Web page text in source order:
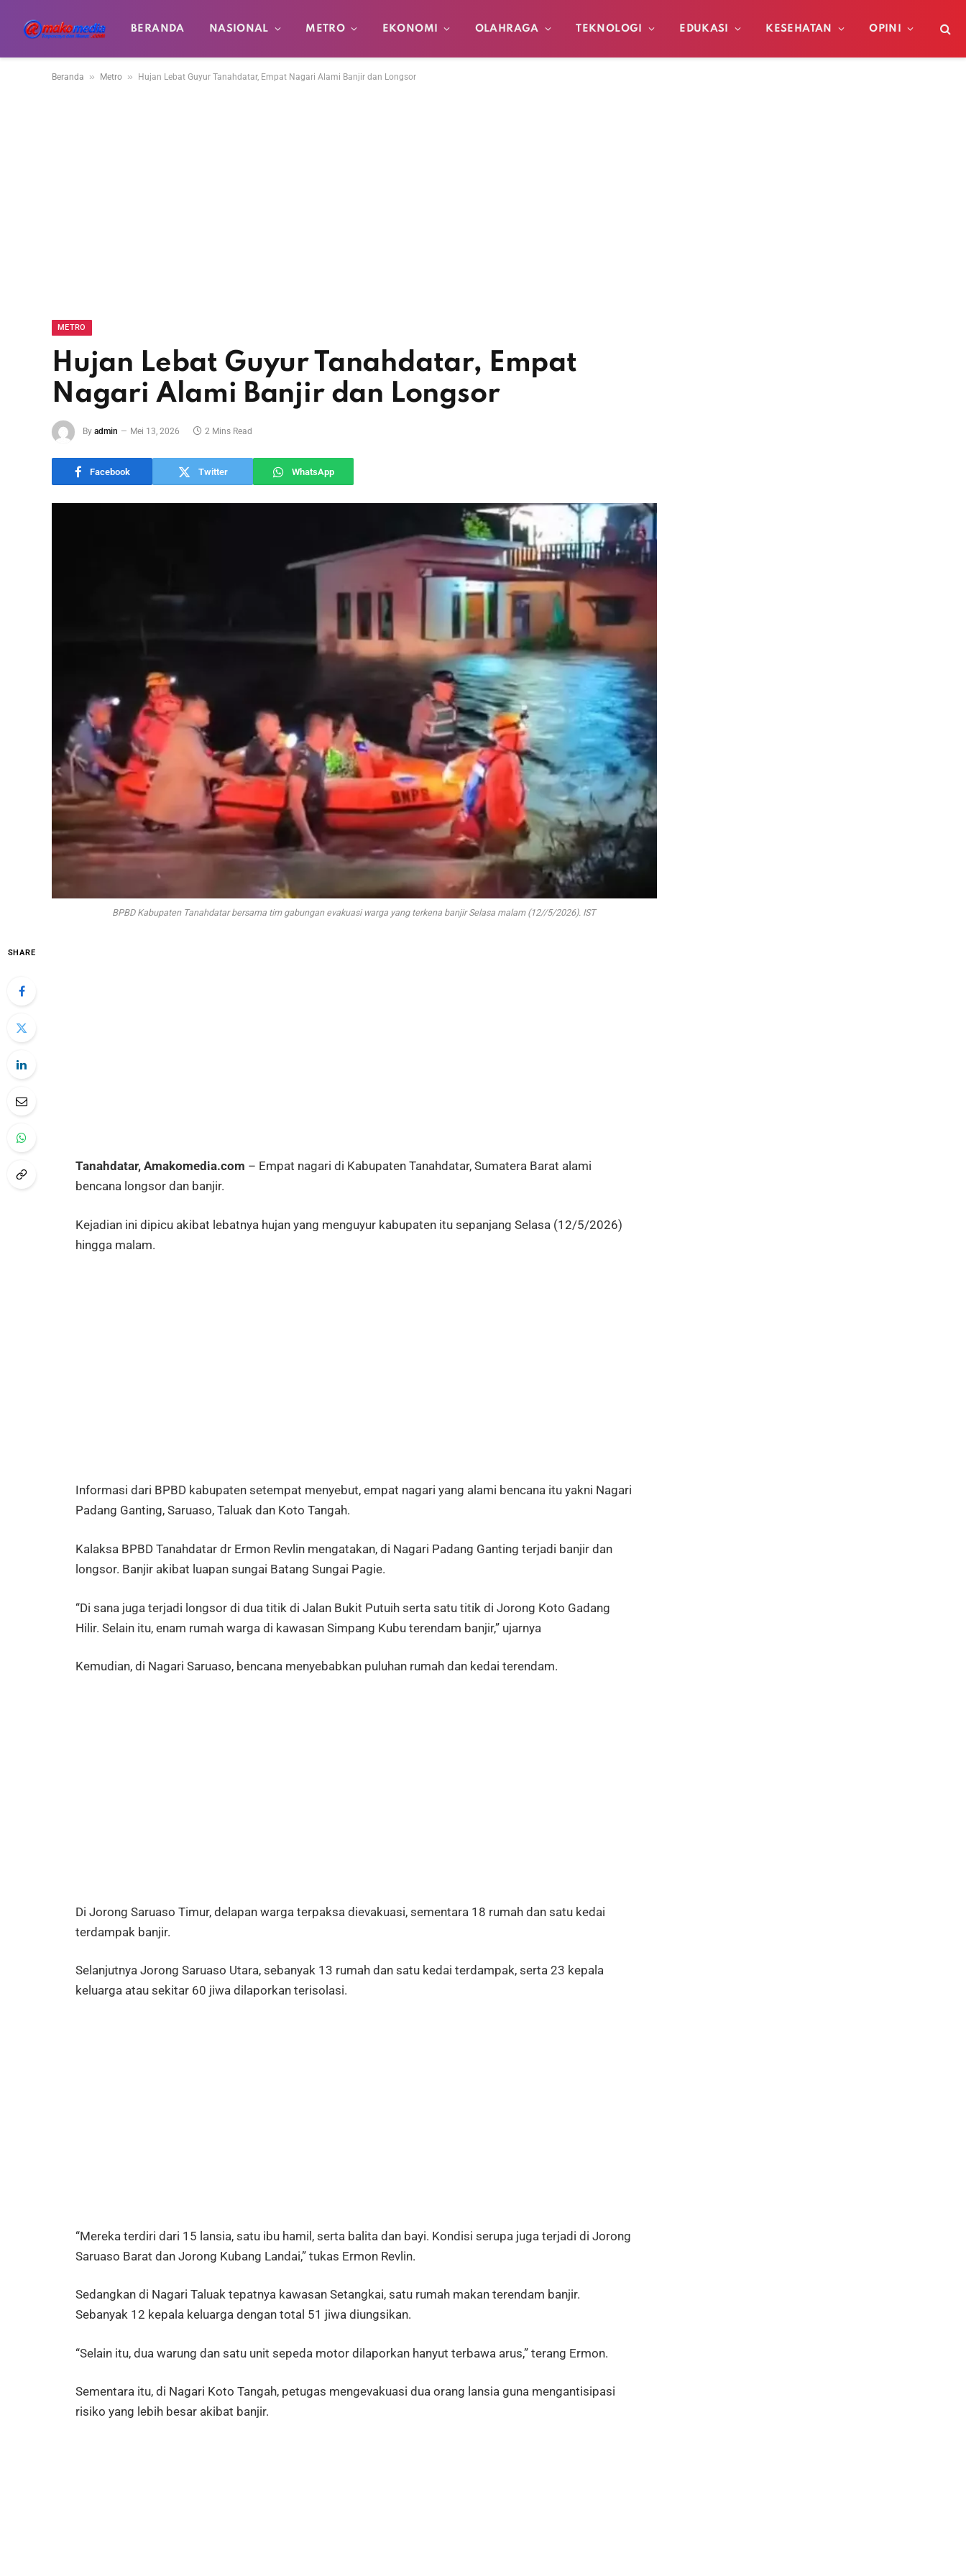
BERANDA NASIONAL METRO EKONOMI OLAHRAGA TEKNOLOGI EDUKASI KESEHATAN OPINI
Beranda » Metro » Hujan Lebat Guyur Tanahdatar, Empat Nagari Alami Banjir dan Longsor
METRO
Hujan Lebat Guyur Tanahdatar, Empat
Nagari Alami Banjir dan Longsor
By admin Mei 13, 2026 2 Mins Read
Facebook Twitter WhatsApp
BPBD Kabupaten Tanahdatar bersama tim gabungan evakuasi warga yang terkena banjir Selasa malam (12//5/2026). IST
SHARE
Tanahdatar, Amakomedia.com – Empat nagari di Kabupaten Tanahdatar, Sumatera Barat alami
bencana longsor dan banjir.
Kejadian ini dipicu akibat lebatnya hujan yang menguyur kabupaten itu sepanjang Selasa (12/5/2026)
hingga malam.
Informasi dari BPBD kabupaten setempat menyebut, empat nagari yang alami bencana itu yakni Nagari
Padang Ganting, Saruaso, Taluak dan Koto Tangah.
Kalaksa BPBD Tanahdatar dr Ermon Revlin mengatakan, di Nagari Padang Ganting terjadi banjir dan
longsor. Banjir akibat luapan sungai Batang Sungai Pagie.
“Di sana juga terjadi longsor di dua titik di Jalan Bukit Putuih serta satu titik di Jorong Koto Gadang
Hilir. Selain itu, enam rumah warga di kawasan Simpang Kubu terendam banjir,” ujarnya
Kemudian, di Nagari Saruaso, bencana menyebabkan puluhan rumah dan kedai terendam.
Di Jorong Saruaso Timur, delapan warga terpaksa dievakuasi, sementara 18 rumah dan satu kedai
terdampak banjir.
Selanjutnya Jorong Saruaso Utara, sebanyak 13 rumah dan satu kedai terdampak, serta 23 kepala
keluarga atau sekitar 60 jiwa dilaporkan terisolasi.
“Mereka terdiri dari 15 lansia, satu ibu hamil, serta balita dan bayi. Kondisi serupa juga terjadi di Jorong
Saruaso Barat dan Jorong Kubang Landai,” tukas Ermon Revlin.
Sedangkan di Nagari Taluak tepatnya kawasan Setangkai, satu rumah makan terendam banjir.
Sebanyak 12 kepala keluarga dengan total 51 jiwa diungsikan.
“Selain itu, dua warung dan satu unit sepeda motor dilaporkan hanyut terbawa arus,” terang Ermon.
Sementara itu, di Nagari Koto Tangah, petugas mengevakuasi dua orang lansia guna mengantisipasi
risiko yang lebih besar akibat banjir.